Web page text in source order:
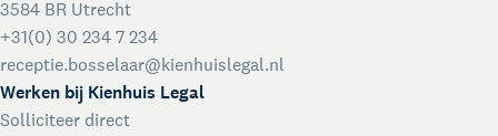
3584 BR Utrecht
+31(0) 30 234 7 234
receptie.bosselaar@kienhuislegal.nl
Werken bij Kienhuis Legal
Solliciteer direct